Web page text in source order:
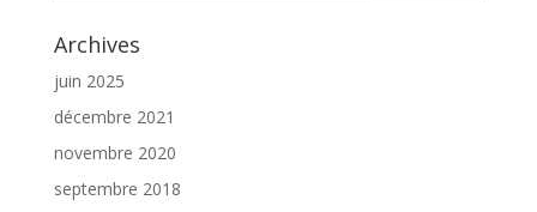
Archives
juin 2025
décembre 2021
novembre 2020
septembre 2018